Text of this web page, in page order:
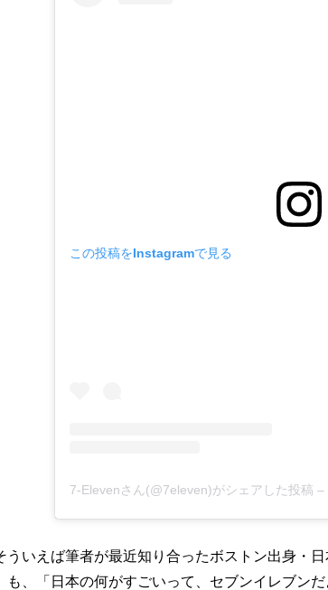
この投稿をInstagramで見る
7-Elevenさん(@7eleven)がシェアした投稿 –
いえば筆者が最近知り合ったボストン出身・
も、「日本の何がすごいって、セブンイレブン